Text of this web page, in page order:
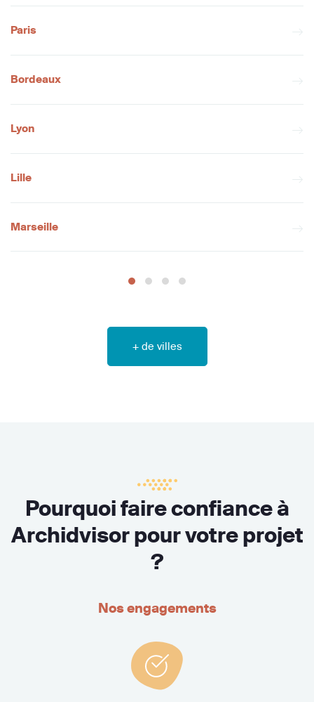
Paris
Bordeaux
Lyon
Lille
Marseille
+ de villes
Pourquoi faire confiance à
Archidvisor pour votre projet
?
Nos engagements